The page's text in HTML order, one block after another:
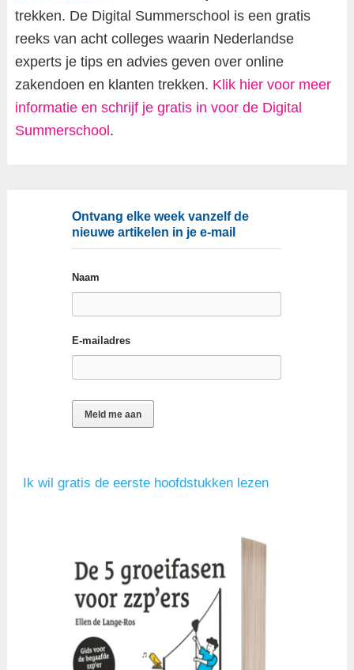
trekken. De Digital Summerschool is een gratis
reeks van acht colleges waarin Nederlandse
experts je tips en advies geven over online
zakendoen en klanten trekken. Klik hier voor meer
informatie en schrijf je gratis in voor de Digital
Summerschool .
Ontvang elke week vanzelf de
nieuwe artikelen in je e-mail
Naam
E-mailadres
Ik wil gratis de eerste hoofdstukken lezen